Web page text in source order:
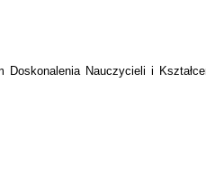
Doskonalenia Nauczycieli i